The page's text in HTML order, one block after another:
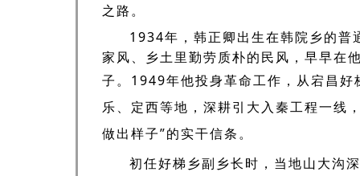
之路。
1934年，韩正卿出生在韩院乡的普
家风、乡土里勤劳质朴的民风，早早在
子。 1949年他投身革命工作，从宕昌
乐、定西等地，深耕引大入秦工程一线
做出样子”的实干信条。
初任好梯乡副乡长时，当地山大沟